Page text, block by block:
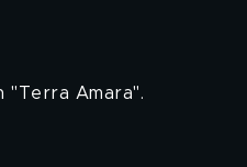
"Terra Amara".